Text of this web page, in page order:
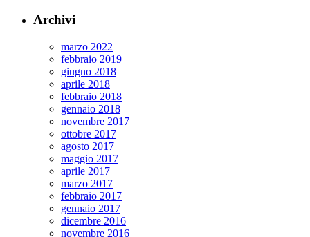
Archivi
marzo 2022
febbraio 2019
giugno 2018
aprile 2018
febbraio 2018
gennaio 2018
novembre 2017
ottobre 2017
agosto 2017
maggio 2017
aprile 2017
marzo 2017
febbraio 2017
gennaio 2017
dicembre 2016
novembre 2016